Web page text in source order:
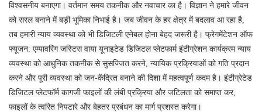
विश्वसनीय बनाएगा। वर्तमान समय तकनीक और नवाचार का है। विज्ञान ने हमारे जीवन
को सरल बनाने में बड़ी भूमिका निभाई है। जब जीवन के हर क्षेत्र में बदलाव आ रहा है,
तब हमारी न्याय व्यवस्था को भी डिजिटली एनेबल होना बेहद जरूरी है। फ्रेगमेंटेशन ऑफ
फ्यूजन: एम्पावरिंग जस्टिस वाया यूनाइटेड डिजिटल प्लेटफार्म इंटीग्रेशन कार्यक्रम न्याय
व्यवस्था को आधुनिक तकनीक से सुसज्जित करने, न्यायिक प्रक्रियाओं को गति प्रदान
करने और पूरी व्यवस्था को जन-केंद्रित बनाने की दिशा में महत्वपूर्ण कदम है। इंटीग्रेटेड
डिजिटल प्लेटफॉर्म कागजी फाइलों की लंबी प्रक्रिया और जटिलता को समाप्त कर,
फाइलों के त्वरित निपटारे और बेहतर प्रबंधन का मार्ग प्रशस्त करेगा।